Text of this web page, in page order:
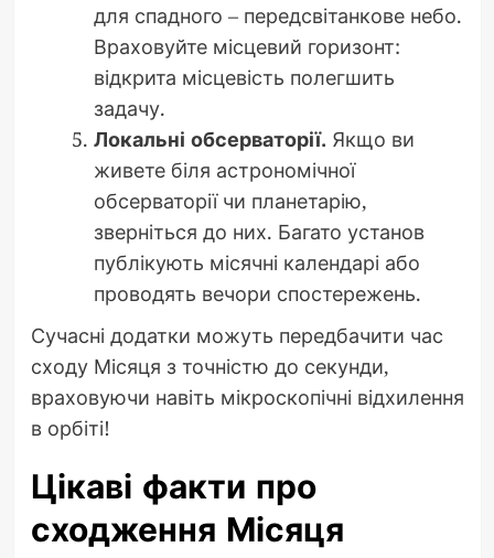
для спадного – передсвітанкове небо.
Враховуйте місцевий горизонт:
відкрита місцевість полегшить
задачу.
Локальні обсерваторії. Якщо ви
живете біля астрономічної
обсерваторії чи планетарію,
зверніться до них. Багато установ
публікують місячні календарі або
проводять вечори спостережень.
Сучасні додатки можуть передбачити час
сходу Місяця з точністю до секунди,
враховуючи навіть мікроскопічні відхилення
в орбіті!
Цікаві факти про
сходження Місяця